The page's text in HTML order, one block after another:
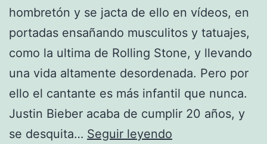
hombretón y se jacta de ello en vídeos, en
portadas ensañando musculitos y tatuajes,
como la ultima de Rolling Stone, y llevando
una vida altamente desordenada. Pero por
ello el cantante es más infantil que nunca.
Justin Bieber acaba de cumplir 20 años, y
se desquita… Seguir leyendo